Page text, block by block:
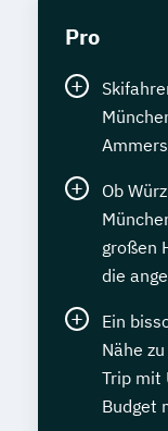
Pro
Ob
großen
die
Ein
Nähe
Trip mit
Budget